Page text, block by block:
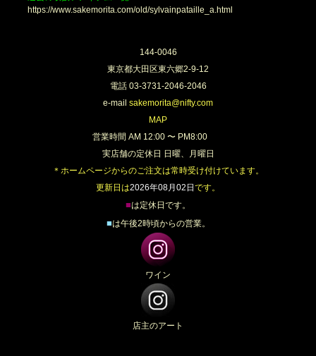
https://www.sakemorita.com/old/sylvainpataille_a.html
144-0046
東京都大田区東六郷2-9-12
電話 03-3731-2046-2046
e-mail sakemorita@nifty.com
MAP
営業時間 AM 12:00 〜 PM8:00
実店舗の定休日 日曜、月曜日
＊ホームページからのご注文は常時受け付けています。
更新日は2026年08月02日です。
■は定休日です。
■は午後2時頃からの営業。
ワイン
店主のアート